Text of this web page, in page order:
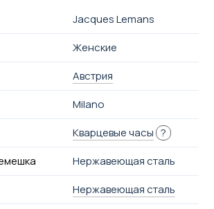
Jacques Lemans
Женские
Австрия
Milano
Кварцевые часы ?
Нержавеющая сталь
Нержавеющая сталь